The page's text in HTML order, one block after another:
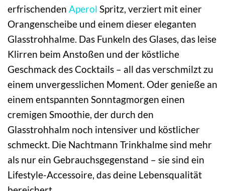
erfrischenden Aperol Spritz, verziert mit einer
Orangenscheibe und einem dieser eleganten
Glasstrohhalme. Das Funkeln des Glases, das leise
Klirren beim Anstoßen und der köstliche
Geschmack des Cocktails – all das verschmilzt zu
einem unvergesslichen Moment. Oder genieße an
einem entspannten Sonntagmorgen einen
cremigen Smoothie, der durch den
Glasstrohhalm noch intensiver und köstlicher
schmeckt. Die Nachtmann Trinkhalme sind mehr
als nur ein Gebrauchsgegenstand – sie sind ein
Lifestyle-Accessoire, das deine Lebensqualität